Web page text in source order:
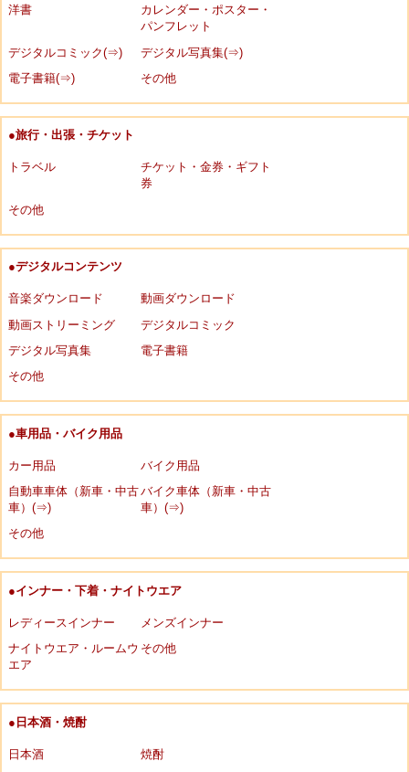
洋書
カレンダー・ポスター・
パンフレット
デジタルコミック(⇒)
デジタル写真集(⇒)
電子書籍(⇒)
その他
●旅行・出張・チケット
トラベル
チケット・金券・ギフト
券
その他
●デジタルコンテンツ
音楽ダウンロード
動画ダウンロード
動画ストリーミング
デジタルコミック
デジタル写真集
電子書籍
その他
●車用品・バイク用品
カー用品
バイク用品
自動車車体（新車・中古
車）(⇒)
バイク車体（新車・中古
車）(⇒)
その他
●インナー・下着・ナイトウエア
レディースインナー
メンズインナー
ナイトウエア・ルームウ
エア
その他
●日本酒・焼酎
日本酒
焼酎